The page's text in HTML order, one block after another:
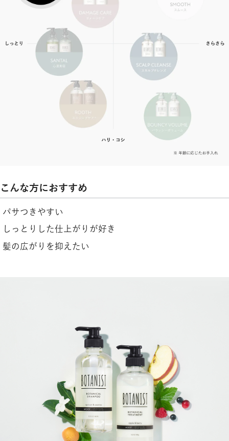
こんな方におすすめ
パサつきやすい
しっとりした仕上がりが好き
髪の広がりを抑えたい